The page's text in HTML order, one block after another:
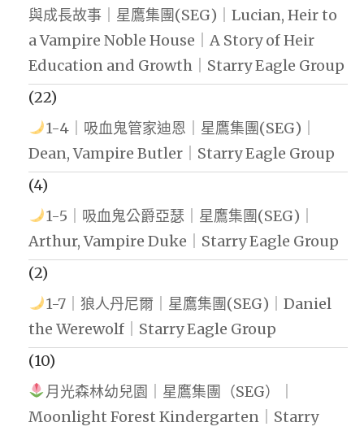
與成長故事｜星鷹集團(SEG)｜Lucian, Heir to
a Vampire Noble House｜A Story of Heir
Education and Growth｜Starry Eagle Group
(22)
1-4｜吸血鬼管家迪恩｜星鷹集團(SEG)｜
Dean, Vampire Butler｜Starry Eagle Group
(4)
1-5｜吸血鬼公爵亞瑟｜星鷹集團(SEG)｜
Arthur, Vampire Duke｜Starry Eagle Group
(2)
1-7｜狼人丹尼爾｜星鷹集團(SEG)｜Daniel
the Werewolf｜Starry Eagle Group
(10)
月光森林幼兒園｜星鷹集團（SEG）｜
Moonlight Forest Kindergarten｜Starry